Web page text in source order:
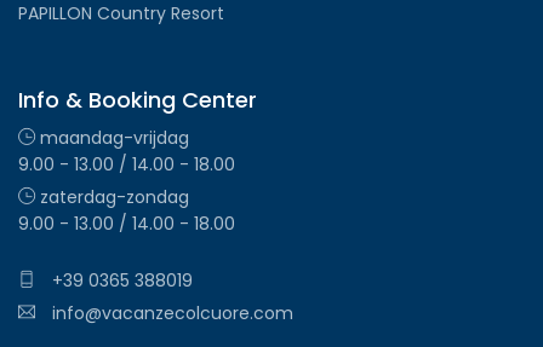
PAPILLON Country Resort
Info & Booking Center
maandag-vrijdag
9.00 - 13.00 / 14.00 - 18.00
zaterdag-zondag
9.00 - 13.00 / 14.00 - 18.00
+39 0365 388019
info@vacanzecolcuore.com